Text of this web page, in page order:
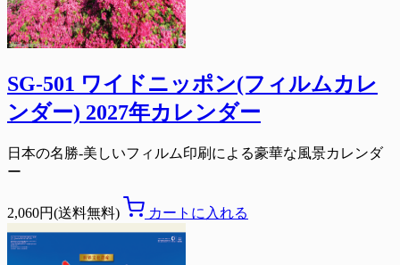
SG-501 ワイドニッポン(フィルムカレ
ンダー) 2027年カレンダー
日本の名勝-美しいフィルム印刷による豪華な風景カレンダ
ー
2,060円(送料無料) カートに入れる